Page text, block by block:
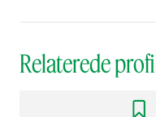
Relaterede
